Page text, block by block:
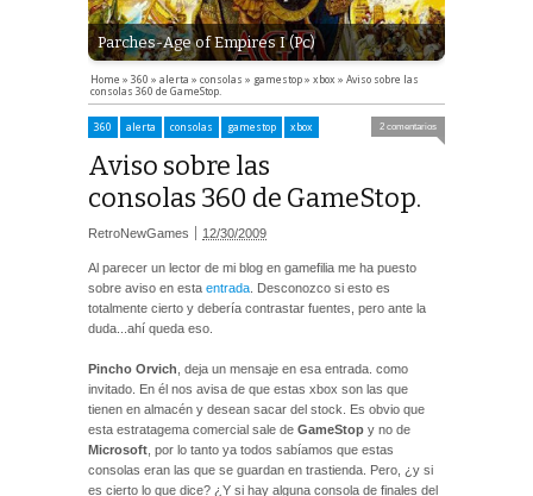
Parches-Age of Empires I (Pc)
Home » 360 » alerta » consolas » gamestop » xbox » Aviso sobre las
consolas 360 de GameStop.
360 alerta consolas gamestop xbox 2 comentarios
Aviso sobre las
consolas 360 de GameStop.
12/30/2009
RetroNewGames
Al parecer un lector de mi blog en gamefilia me ha puesto
sobre aviso en esta entrada . Desconozco si esto es
totalmente cierto y debería contrastar fuentes, pero ante la
duda...ahí queda eso.
Pincho Orvich , deja un mensaje en esa entrada. como
invitado. En él nos avisa de que estas xbox son las que
tienen en almacén y desean sacar del stock. Es obvio que
esta estratagema comercial sale de GameStop y no de
Microsoft , por lo tanto ya todos sabíamos que estas
consolas eran las que se guardan en trastienda. Pero, ¿y si
es cierto lo que dice? ¿Y si hay alguna consola de finales del